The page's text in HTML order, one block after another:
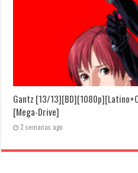
Gantz [13/
[Mega-Drive]
2 semanas ago